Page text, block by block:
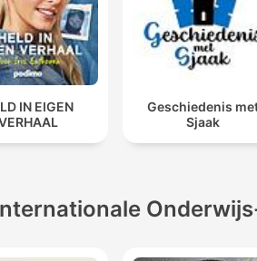
IN EIGEN
Geschiedenis
Sjaak